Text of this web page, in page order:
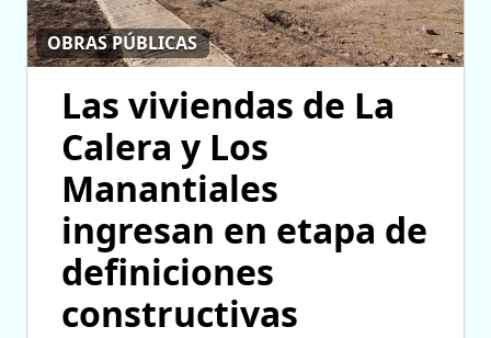
OBRAS PÚBLICAS
Las viviendas de La
Calera y Los
Manantiales
ingresan en etapa de
definiciones
constructivas